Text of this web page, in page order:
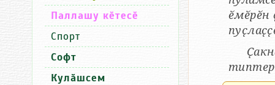
ӗмӗрӗн
типтер
Паллашу кӗтесӗ
Спорт
Софт
Кулӑшсем